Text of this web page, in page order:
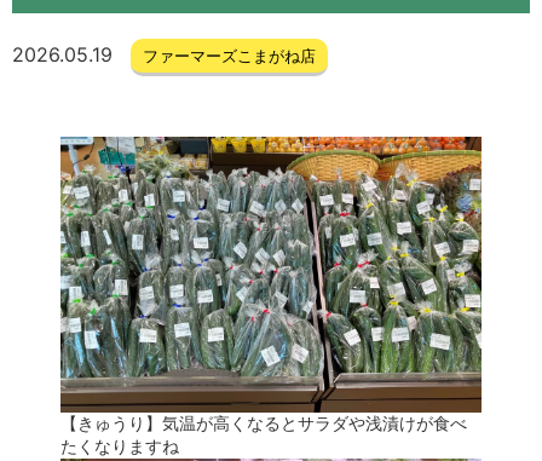
2026.05.19 ファーマーズこまがね店
【きゅうり】気温が高くなるとサラダや浅漬けが食べ
たくなりますね